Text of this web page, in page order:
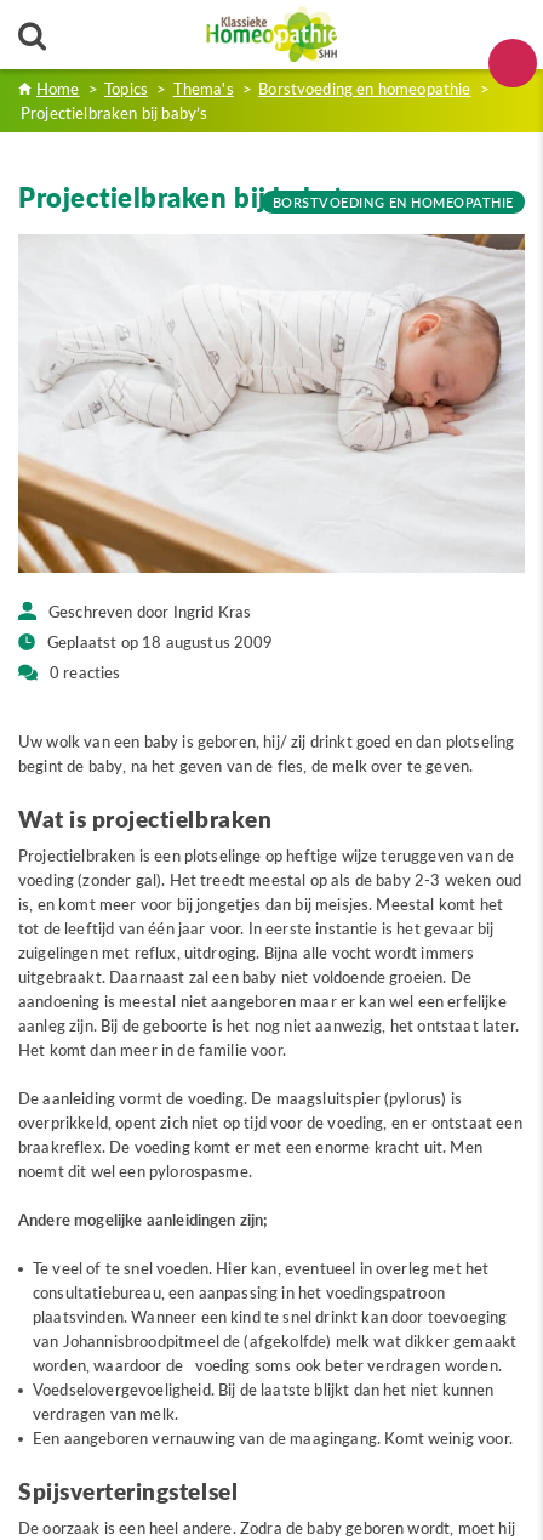
Home > Topics > Thema's > Borstvoeding en homeopathie >
Projectielbraken bij baby’s
Projectielbraken bij baby’sBORSTVOEDING EN HOMEOPATHIE
Geschreven door Ingrid Kras
Geplaatst op 18 augustus 2009
0 reacties
Uw wolk van een baby is geboren, hij/ zij drinkt goed en dan plotseling
begint de baby, na het geven van de fles, de melk over te geven.
Wat is projectielbraken
Projectielbraken is een plotselinge op heftige wijze teruggeven van de
voeding (zonder gal). Het treedt meestal op als de baby 2-3 weken oud
is, en komt meer voor bij jongetjes dan bij meisjes. Meestal komt het
tot de leeftijd van één jaar voor. In eerste instantie is het gevaar bij
zuigelingen met reflux, uitdroging. Bijna alle vocht wordt immers
uitgebraakt. Daarnaast zal een baby niet voldoende groeien. De
aandoening is meestal niet aangeboren maar er kan wel een erfelijke
aanleg zijn. Bij de geboorte is het nog niet aanwezig, het ontstaat later.
Het komt dan meer in de familie voor.
De aanleiding vormt de voeding. De maagsluitspier (pylorus) is
overprikkeld, opent zich niet op tijd voor de voeding, en er ontstaat een
braakreflex. De voeding komt er met een enorme kracht uit. Men
noemt dit wel een pylorospasme.
Andere mogelijke aanleidingen zijn;
Te veel of te snel voeden. Hier kan, eventueel in overleg met het
consultatiebureau, een aanpassing in het voedingspatroon
plaatsvinden. Wanneer een kind te snel drinkt kan door toevoeging
van Johannisbroodpitmeel de (afgekolfde) melk wat dikker gemaakt
worden, waardoor de voeding soms ook beter verdragen worden.
Voedselovergevoeligheid. Bij de laatste blijkt dan het niet kunnen
verdragen van melk.
Een aangeboren vernauwing van de maagingang. Komt weinig voor.
Spijsverteringstelsel
De oorzaak is een heel andere. Zodra de baby geboren wordt, moet hij